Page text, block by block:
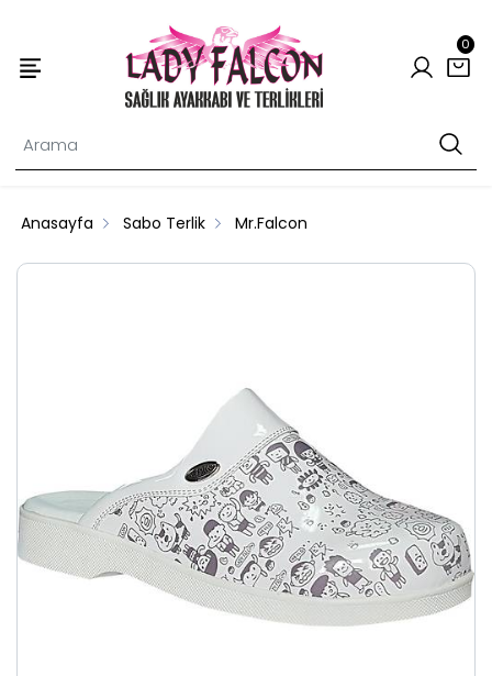
0
Anasayfa Sabo Terlik Mr.Falcon